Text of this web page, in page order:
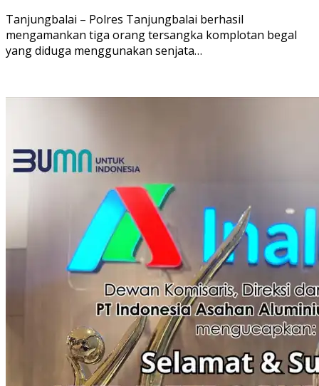
Tanjungbalai – Polres Tanjungbalai berhasil
mengamankan tiga orang tersangka komplotan begal
yang diduga menggunakan senjata…